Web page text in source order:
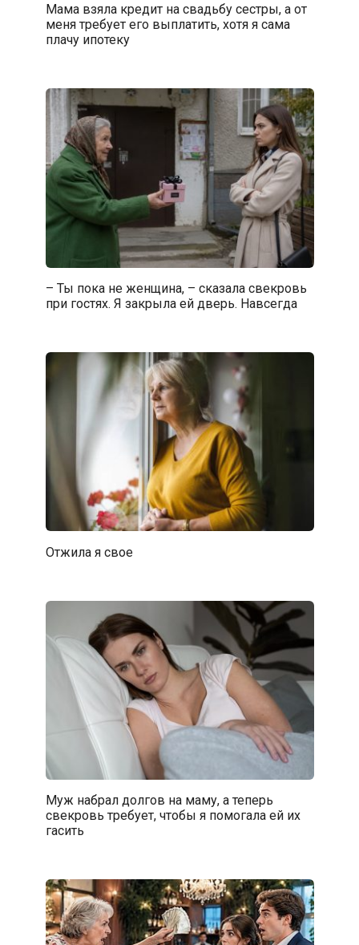
Мама взяла кредит на свадьбу сестры, а от
меня требует его выплатить, хотя я сама
плачу ипотеку
– Ты пока не женщина, – сказала свекровь
при гостях. Я закрыла ей дверь. Навсегда
Отжила я свое
Муж набрал долгов на маму, а теперь
свекровь требует, чтобы я помогала ей их
гасить